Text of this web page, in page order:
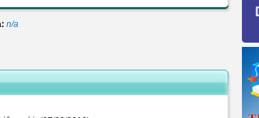
n/a